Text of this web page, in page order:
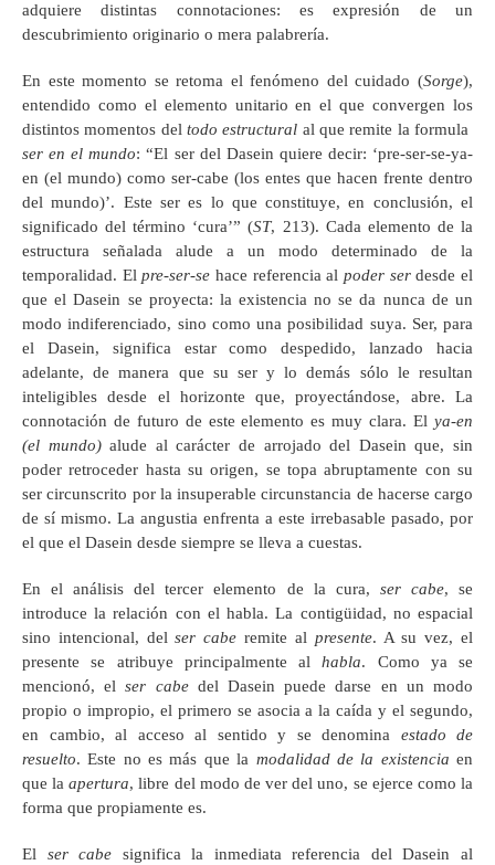
adquiere distintas connotaciones: es expresión de un
descubrimiento originario o mera palabrería.
En este momento se retoma el fenómeno del cuidado (Sorge),
entendido como el elemento unitario en el que convergen los
distintos momentos del todo estructural al que remite la formula
ser en el mundo: “El ser del Dasein quiere decir: ‘pre-ser-se-ya-
en (el mundo) como ser-cabe (los entes que hacen frente dentro
del mundo)’. Este ser es lo que constituye, en conclusión, el
significado del término ‘cura’” (ST, 213). Cada elemento de la
estructura señalada alude a un modo determinado de la
temporalidad. Elpre-ser-sehace referencia alpoder serdesde el
que el Dasein se proyecta: la existencia no se da nunca de un
modo indiferenciado, sino como una posibilidad suya. Ser, para
el Dasein, significa estar como despedido, lanzado hacia
adelante, de manera que su ser y lo demás sólo le resultan
inteligibles desde el horizonte que, proyectándose, abre. La
connotación de futuro de este elemento es muy clara. El ya-en
(el mundo)alude al carácter de arrojado del Dasein que, sin
poder retroceder hasta su origen, se topa abruptamente con su
ser circunscrito por la insuperable circunstancia de hacerse cargo
de sí mismo. La angustia enfrenta a este irrebasable pasado, por
el que el Dasein desde siempre se lleva a cuestas.
En el análisis del tercer elemento de la cura, ser cabe, se
introduce la relación con el habla. La contigüidad, no espacial
sino intencional, delser cabe remite al presente. A su vez, el
presente se atribuye principalmente alhabla. Como ya se
mencionó, elser cabedel Dasein puede darse en un modo
propio o impropio, el primero se asocia a la caída y el segundo,
en cambio, al acceso al sentido y se denomina estado de
resuelto. Este no es más que la modalidad de la existenciaen
que laapertura, libre del modo de ver del uno, se ejerce como la
forma que propiamente es.
El ser cabe significa la inmediata referencia del Dasein al